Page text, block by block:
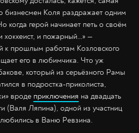
бизнесмен Коля раздражает одним
когда герой начинает петь о своём
хоккеист, и пожарный…» —
к прошлым работам Козловского
его в любимчика. Что уж
который из серьёзного Рамы
в подростка-приколиста,
вроде приключения на двадцать
(Валя Ляпина), одной из участниц
в Ваню Ревзина.